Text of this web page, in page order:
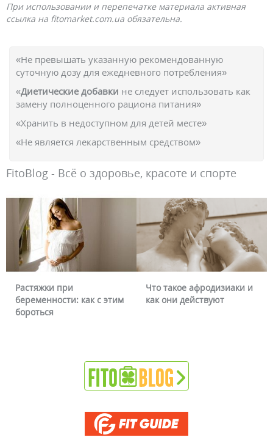
При использовании и перепечатке материала активная
ссылка на fitomarket.com.ua обязательна.
«Не превышать указанную рекомендованную
суточную дозу для ежедневного потребления»
«Диетические добавки не следует использовать как
замену полноценного рациона питания»
«Хранить в недоступном для детей месте»
«Не является лекарственным средством»
FitoBlog - Всё о здоровье, красоте и спорте
Что такое афродизиаки и
как они действуют
Почему краснеет лицо и
можно ли это убрать